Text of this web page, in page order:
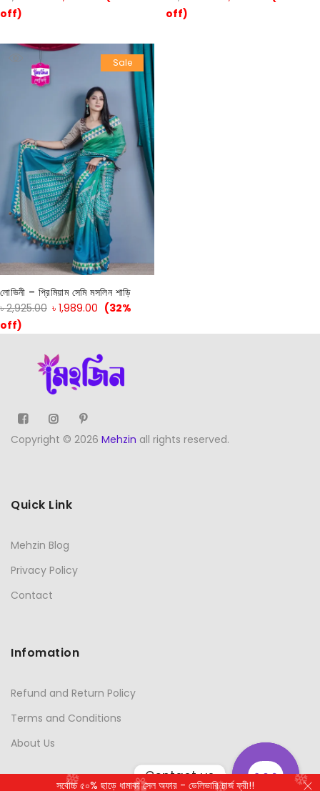
সর্বোচ্চ ৫০% ছাড়ে ধামাকা সেল অফার - ডেলিভারি চার্জ ফ্রী!!
off)
off)
Sale
লোভিনী – প্রিমিয়াম সেমি মসলিন শাড়ি
৳2,925.00 ৳ 1,989.00 (32%
off)
Copyright © 2026 Mehzin all rights reserved.
Quick Link
Mehzin Blog
Privacy Policy
Contact
Infomation
Refund and Return Policy
Terms and Conditions
About Us
Contact us